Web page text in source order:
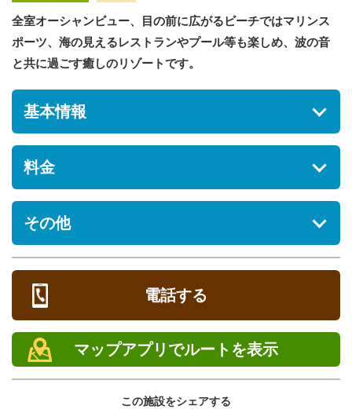
全室オーシャンビュー、目の前に広がるビーチではマリンス
ポーツ、海の見えるレストランやプール等も楽しめ、波の音
と共に過ごす癒しのリゾートです。
基本情報
住所
沖縄県国頭郡今帰仁村運天1069
駐車場
[あり] 無料
営業時間
定休日
0980-56-2767
FAX
0980-56-2777
料金
合せください。
イプ
員
期間
ン料金
ン料金
事
/ 人
その他
ペット
チェックイン/アウト
館内設備
和食レストラン「さんご亭」、古酒バー「海人」（カラオ
食レストラン「トロピカルウインズ」、 屋外プール［変形ハー
電話する
マップアプリでルートを表示
この施設をシェアする